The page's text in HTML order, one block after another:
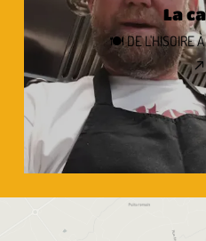
La
🍽 DE L'HISOIRE À